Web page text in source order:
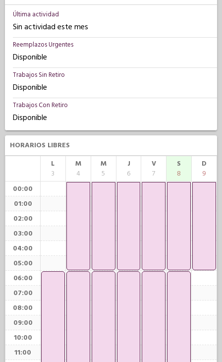
Última actividad
Sin actividad este mes
Reemplazos Urgentes
Disponible
Trabajos Sin Retiro
Disponible
Trabajos Con Retiro
Disponible
HORARIOS LIBRES
L
3
M
4
M
5
J
6
V
7
S
8
D
9
00:00
01:00
02:00
03:00
04:00
05:00
06:00
07:00
08:00
09:00
10:00
11:00